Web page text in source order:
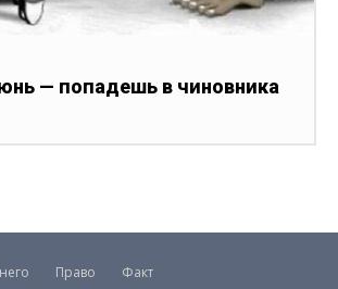
— попадешь в чиновника
Право Факт